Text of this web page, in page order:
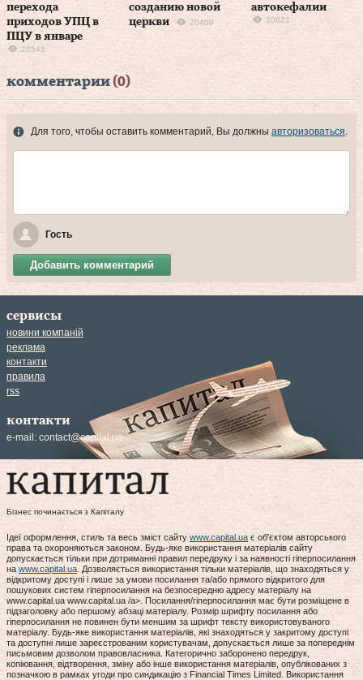
перехода
приходов УПЦ в
ПЦУ в январе
20541
созданию новой
церкви
20409
автокефалии
20621
комментарии (0)
Для того, чтобы оставить комментарий, Вы должны авторизоваться.
Гость
Добавить комментарий
сервисы
новини компаній
реклама
контакти
правила
rss
контакти
e-mail: contact@capital.ua
Бізнес починається з Капіталу
Ідеї оформлення, стиль та весь зміст сайту www.capital.ua є об'єктом авторського
права та охороняються законом. Будь-яке використання матеріалів сайту
допускається тільки при дотриманні правил передруку і за наявності гіперпосилання
наwww.capital.ua. Дозволяється використання тільки матеріалів, що знаходяться у
відкритому доступі і лише за умови посилання та/або прямого відкритого для
пошукових систем гіперпосилання на безпосередню адресу матеріалу на
www.capital.ua www.capital.ua /a>. Посилання/гіперпосилання має бути розміщене в
підзаголовку або першому абзаці матеріалу. Розмір шрифту посилання або
гіперпосилання не повинен бути меншим за шрифт тексту використовуваного
матеріалу. Будь-яке використання матеріалів, які знаходяться у закритому доступі
та доступні лише зареєстрованим користувачам, допускається лише за попереднім
письмовим дозволом правовласника. Категорично заборонено передрук,
копіювання, відтворення, зміну або інше використання матеріалів, опублікованих з
позначкою в рамках угоди про синдикацію з Financial Times Limited. Використання